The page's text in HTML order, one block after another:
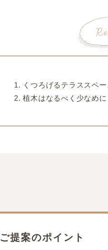
1. くつろげるテラススペ
2. 植木はなるべく少なめに
ご提案のポイント